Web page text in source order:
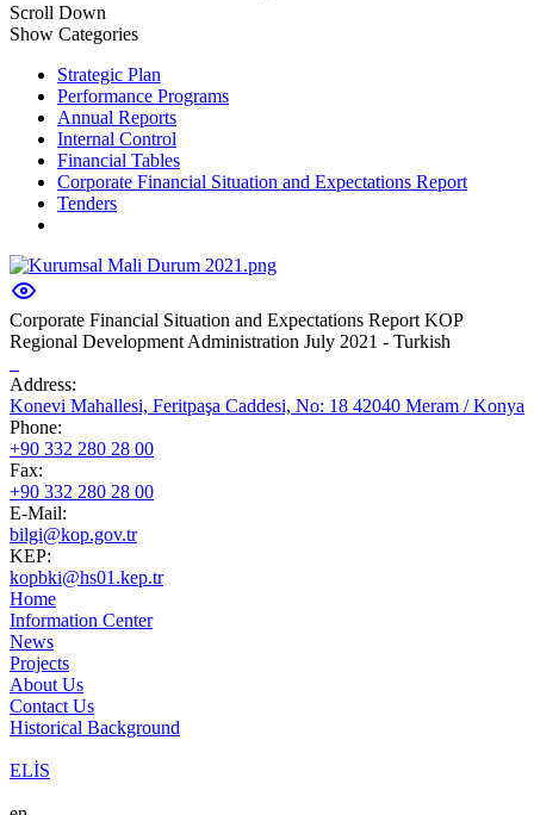
Scroll Down
Show Categories
Strategic Plan
Performance Programs
Annual Reports
Internal Control
Financial Tables
Corporate Financial Situation and Expectations Report
Tenders
Corporate Financial Situation and Expectations Report KOP
Regional Development Administration July 2021 - Turkish
Address:
Konevi Mahallesi, Feritpaşa Caddesi, No: 18 42040 Meram / Konya
Phone:
+90 332 280 28 00
Fax:
+90 332 280 28 00
E-Mail:
bilgi@kop.gov.tr
KEP:
kopbki@hs01.kep.tr
Home
Information Center
News
Projects
About Us
Contact Us
Historical Background
ELİS